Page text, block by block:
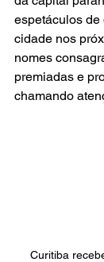
espetáculos
cidade nos
nomes
premiadas e
chamando
Curitiba